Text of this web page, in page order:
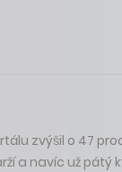
zvýšil o 47
a navíc už pátý